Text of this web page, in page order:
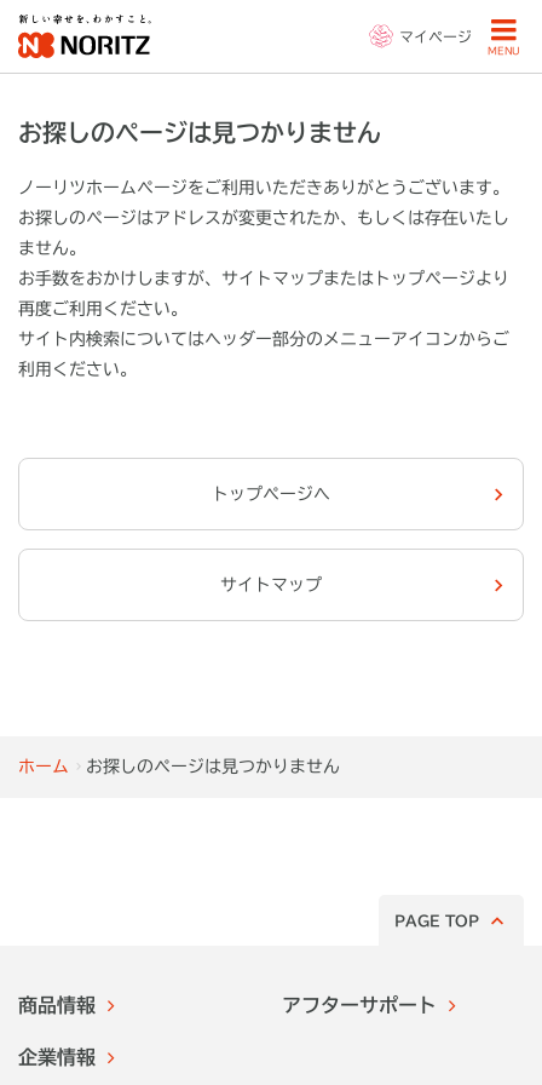
マイページ
MENU
ホーム お探しのページは見つかりません
お探しのページは見つかりません
ノーリツホームページをご利用いただきありがとうございます。
お探しのページはアドレスが変更されたか、もしくは存在いたし
ません。
お手数をおかけしますが、サイトマップまたはトップページより
再度ご利用ください。
サイト内検索についてはヘッダー部分の メニューアイコンからご
利用ください。
トップページへ
サイトマップ
PAGE TOP
商品情報 アフターサポート
企業情報